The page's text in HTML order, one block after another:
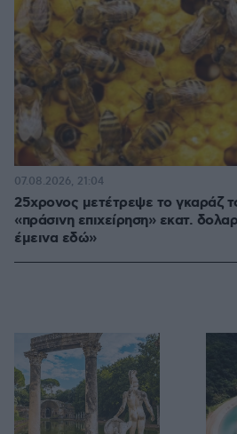
25χρονος μετέτρεψε το γκαράζ
«πράσινη επιχείρηση» εκατ.
έμεινα εδώ»
07.08.2026, 21:04